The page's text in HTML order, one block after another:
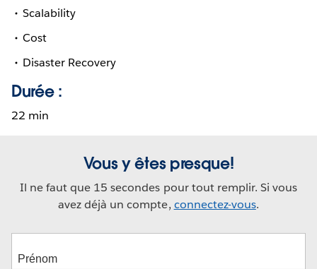
Scalability
Cost
Disaster Recovery
Durée :
22 min
Vous y êtes presque!
Il ne faut que 15 secondes pour tout remplir. Si vous
avez déjà un compte, connectez-vous.